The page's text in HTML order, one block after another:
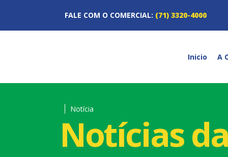
FALE COM O COMERCIAL: (71) 3320-4000
Inicio A
Notícia
Notícias